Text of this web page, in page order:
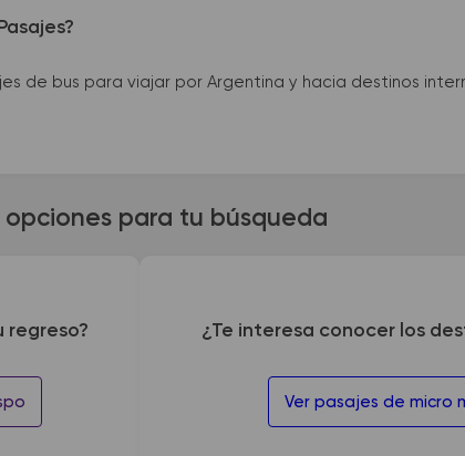
de bus para viajar por Argentina y hacia destinos
opciones para tu búsqueda
regreso? ¿Te interesa conocer los
Ver pasajes de micro